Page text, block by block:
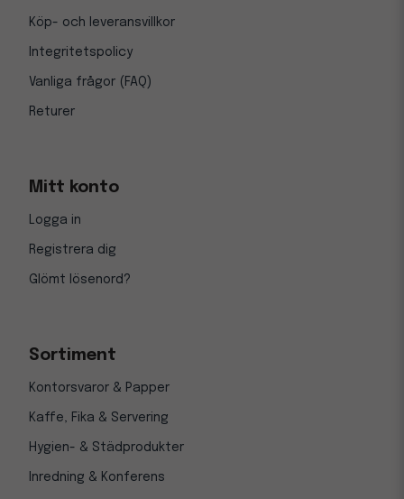
Köp- och leveransvillkor
Integritetspolicy
Vanliga frågor (FAQ)
Returer
Mitt konto
Logga in
Registrera dig
Glömt lösenord?
Sortiment
Kontorsvaror & Papper
Kaffe, Fika & Servering
Hygien- & Städprodukter
Inredning & Konferens